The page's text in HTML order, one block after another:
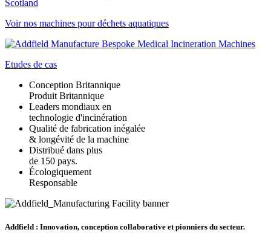
Voir nos machines pour déchets aquatiques
Etudes de cas
Conception Britannique
Produit Britannique
Leaders mondiaux en
technologie d'incinération
Qualité de fabrication inégalée
& longévité de la machine
Distribué dans plus
de 150 pays.
Écologiquement
Responsable
Addfield : Innovation, conception collaborative et pionniers du secteur.